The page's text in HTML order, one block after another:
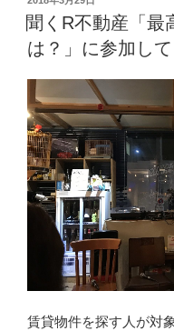
ォ
ト
の
予
定
な
ん
で
す
が”
稿
日:
聞くR不動産「最
は？」に参加し
賃貸物件を探す人が対